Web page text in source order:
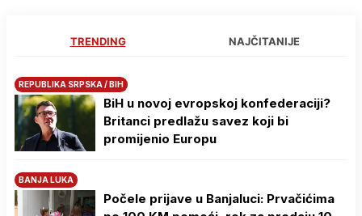
TRENDING NAJČITANIJE
REPUBLIKA SRPSKA / BIH
BiH u novoj evropskoj konfederaciji?
Britanci predlažu savez koji bi
promijenio Europu
BANJA LUKA
Počele prijave u Banjaluci: Prvačićima